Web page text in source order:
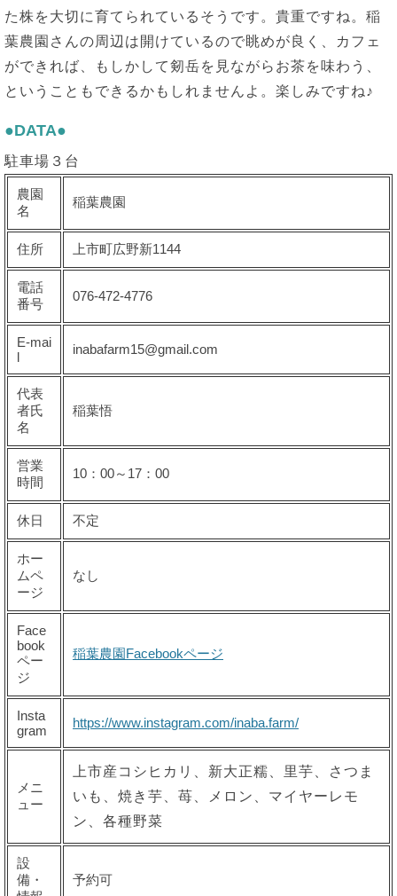
た株を大切に育てられているそうです。貴重ですね。稲
葉農園さんの周辺は開けているので眺めが良く、カフェ
ができれば、もしかして剱岳を見ながらお茶を味わう、
ということもできるかもしれませんよ。楽しみですね♪
●DATA●
駐車場３台
農園
名
稲葉農園
住所 上市町広野新1144
電話
番号
076-472-4776
E-mai
l
inabafarm15@gmail.com
代表
者氏
名
稲葉悟
営業
時間
10：00～17：00
休日 不定
ホー
ムペ
ージ
なし
Face
book
ペー
ジ
稲葉農園Facebookページ
Insta
gram
https://www.instagram.com/inaba.farm/
メニ
ュー
上市産コシヒカリ、新大正糯、里芋、さつま
いも、焼き芋、苺、メロン、マイヤーレモ
ン、各種野菜
設
備・
予約可